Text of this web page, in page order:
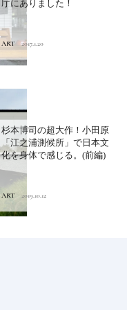
庁にありました！
ART 2017.1.20
杉本博司の超大作！小田原
「江之浦測候所」で日本文
化を身体で感じる。(前編)
ART 2019.10.12